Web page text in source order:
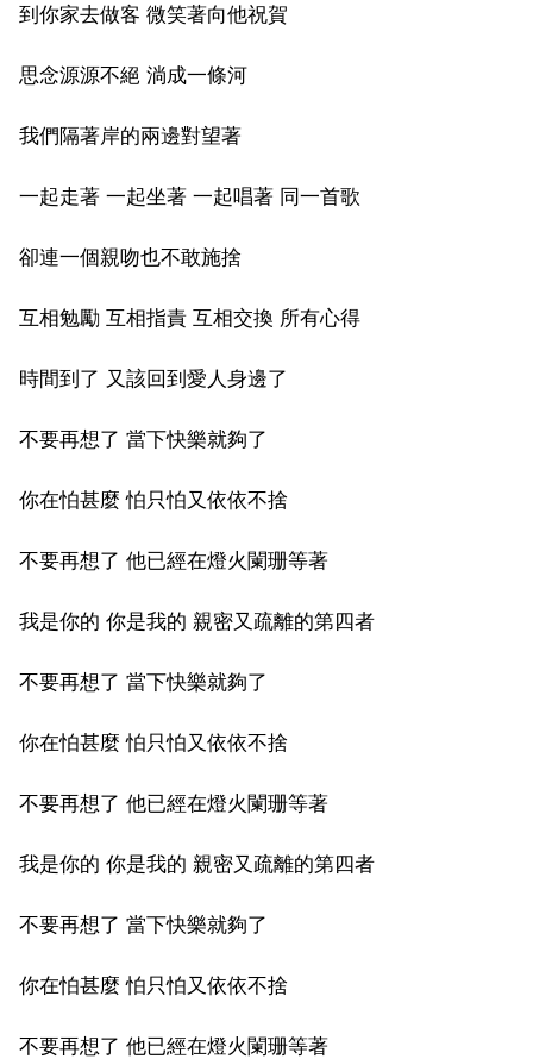
到你家去做客 微笑著向他祝賀
思念源源不絕 淌成一條河
我們隔著岸的兩邊對望著
一起走著 一起坐著 一起唱著 同一首歌
卻連一個親吻也不敢施捨
互相勉勵 互相指責 互相交換 所有心得
時間到了 又該回到愛人身邊了
不要再想了 當下快樂就夠了
你在怕甚麼 怕只怕又依依不捨
不要再想了 他已經在燈火闌珊等著
我是你的 你是我的 親密又疏離的第四者
不要再想了 當下快樂就夠了
你在怕甚麼 怕只怕又依依不捨
不要再想了 他已經在燈火闌珊等著
我是你的 你是我的 親密又疏離的第四者
不要再想了 當下快樂就夠了
你在怕甚麼 怕只怕又依依不捨
不要再想了 他已經在燈火闌珊等著